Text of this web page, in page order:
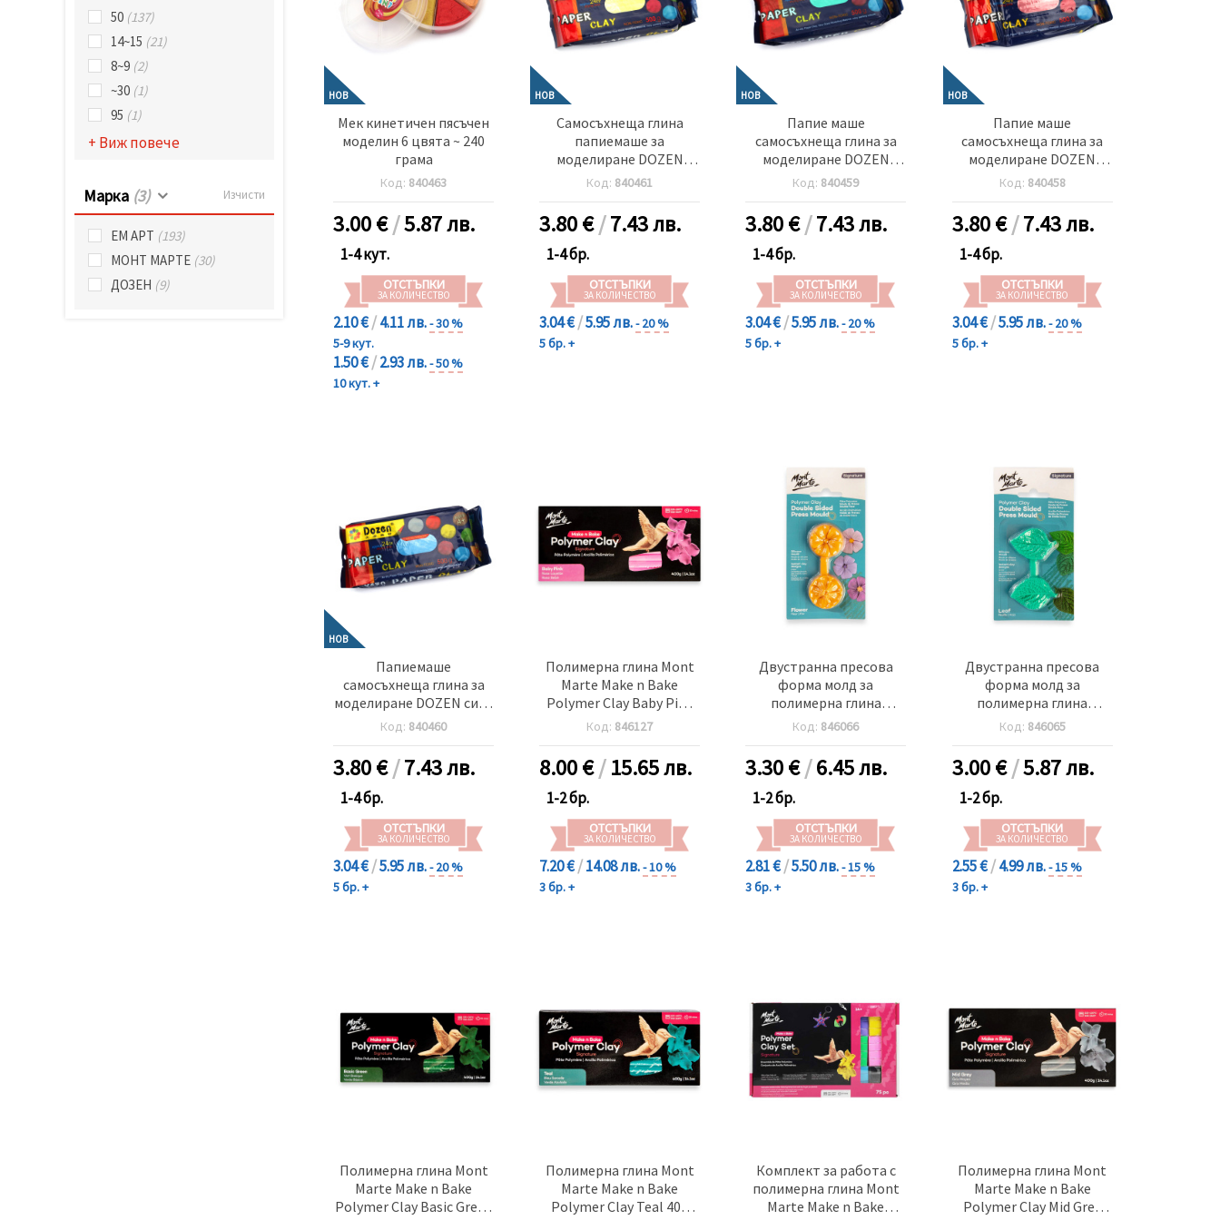
50 (137)
14~15 (21)
8~9 (2)
~30 (1)
95 (1)
+ Виж повече
Марка (3) Изчисти
ЕМ АРТ (193)
МОНТ МАРТЕ (30)
ДОЗЕН (9)
НОВ
Мек кинетичен пясъчен
моделин 6 цвята ~ 240
грама
Код: 840463
3.00€/5.87 лв.
1-4 кут.
ОТСТЪПКИ
ЗА КОЛИЧЕСТВО
2.10 €/4.11 лв.- 30 %
5-9 кут.
1.50 €/2.93 лв.- 50 %
10 кут. +
НОВ
Самосъхнеща глина
папиемаше за
моделиране DOZEN
жълта -500 грама
Код: 840461
3.80€/7.43 лв.
1-4 бр.
ОТСТЪПКИ
ЗА КОЛИЧЕСТВО
3.04 €/5.95 лв.- 20 %
5 бр. +
НОВ
Папие маше
самосъхнеща глина за
моделиране DOZEN
зелена -500 грама
Код: 840459
3.80€/7.43 лв.
1-4 бр.
ОТСТЪПКИ
ЗА КОЛИЧЕСТВО
3.04 €/5.95 лв.- 20 %
5 бр. +
НОВ
Папие маше
самосъхнеща глина за
моделиране DOZEN
розова -500 грама
Код: 840458
3.80€/7.43 лв.
1-4 бр.
ОТСТЪПКИ
ЗА КОЛИЧЕСТВО
3.04 €/5.95 лв.- 20 %
5 бр. +
НОВ
Папиемаше
самосъхнеща глина за
моделиране DOZEN синя
-500 грама
Код: 840460
3.80€/7.43 лв.
1-4 бр.
ОТСТЪПКИ
ЗА КОЛИЧЕСТВО
3.04 €/5.95 лв.- 20 %
5 бр. +
Полимерна глина Mont
Marte Make n Bake
Polymer Clay Baby Pink
400 грама бебешко
розово
Код: 846127
8.00€/15.65 лв.
1-2 бр.
ОТСТЪПКИ
ЗА КОЛИЧЕСТВО
7.20 €/14.08 лв.- 10 %
3 бр. +
Двустранна пресова
форма молд за
полимерна глина
35x34x10 Mont Marte MM
Polymer Clay Double
Sided Press Mould -
цвете
Код: 846066
3.30€/6.45 лв.
1-2 бр.
ОТСТЪПКИ
ЗА КОЛИЧЕСТВО
2.81 €/5.50 лв.- 15 %
3 бр. +
Двустранна пресова
форма молд за
полимерна глина
35x34x10 Mont Marte MM
Polymer Clay Double
Sided Press Mould -листо
Код: 846065
3.00€/5.87 лв.
1-2 бр.
ОТСТЪПКИ
ЗА КОЛИЧЕСТВО
2.55 €/4.99 лв.- 15 %
3 бр. +
Полимерна глина Mont
Marte Make n Bake
Polymer Clay Basic Green
Полимерна глина Mont
Marte Make n Bake
Polymer Clay Teal 400
Комплект за работа с
полимерна глина Mont
Marte Make n Bake
Полимерна глина Mont
Marte Make n Bake
Polymer Clay Mid Grey